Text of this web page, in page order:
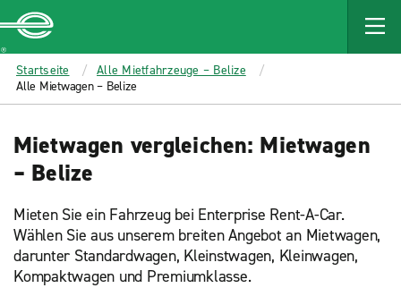
MAIN
CONTENT
Enterprise
Startseite
Alle Mietfahrzeuge – Belize
Alle Mietwagen – Belize
Mietwagen vergleichen: Mietwagen
– Belize
Mieten Sie ein Fahrzeug bei Enterprise Rent-A-Car.
Wählen Sie aus unserem breiten Angebot an Mietwagen,
darunter Standardwagen, Kleinstwagen, Kleinwagen,
Kompaktwagen und Premiumklasse.